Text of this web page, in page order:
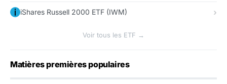
iShares Russell 2000 ETF (IWM)
Voir tous les ETF →
Matières premières populaires